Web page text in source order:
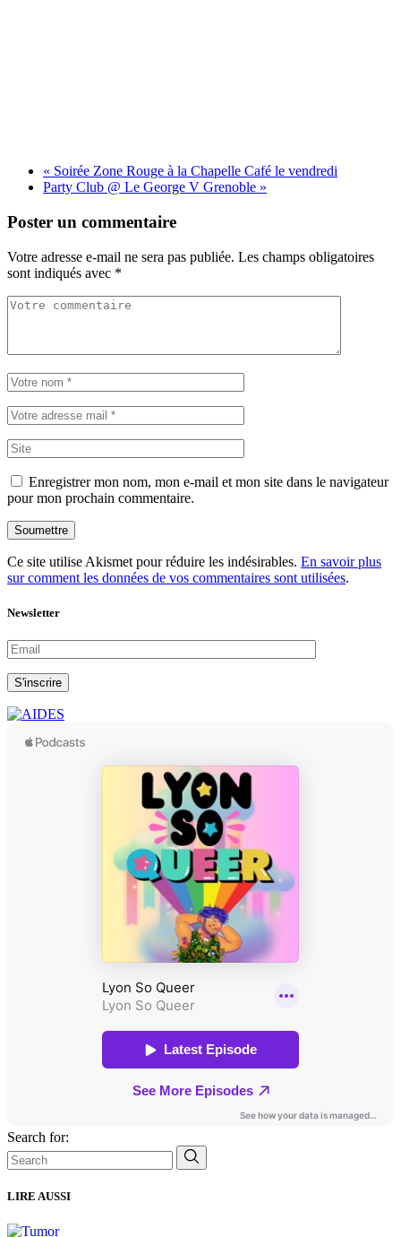
« Soirée Zone Rouge à la Chapelle Café le vendredi
Party Club @ Le George V Grenoble »
Poster un commentaire
Votre adresse e-mail ne sera pas publiée. Les champs obligatoires
sont indiqués avec *
Enregistrer mon nom, mon e-mail et mon site dans le navigateur
pour mon prochain commentaire.
Soumettre
Ce site utilise Akismet pour réduire les indésirables. En savoir plus
sur comment les données de vos commentaires sont utilisées.
Newsletter
S'inscrire
Search for:
LIRE AUSSI